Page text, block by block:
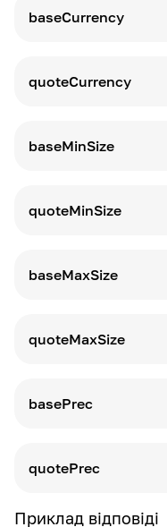
BASE_QUOTE
baseCurrency
quoteCurrency
baseMinSize
quoteMinSize
котирування
baseMaxSize
валюті
quoteMaxSize
котирування
basePrec
валюти
quotePrec
Точність
Приклад відповіді